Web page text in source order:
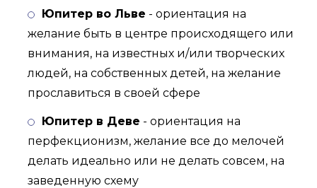
Юпитер во Льве - ориентация на
желание быть в центре происходящего или
внимания, на известных и/или творческих
людей, на собственных детей, на желание
прославиться в своей сфере
Юпитер в Деве - ориентация на
перфекционизм, желание все до мелочей
делать идеально или не делать совсем, на
заведенную схему